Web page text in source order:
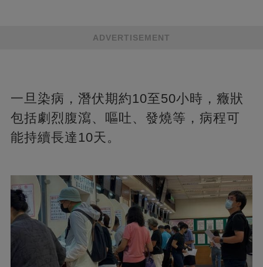
ADVERTISEMENT
一旦染病，潛伏期約10至50小時，癥狀
包括劇烈腹瀉、嘔吐、發燒等，病程可
能持續長達10天。